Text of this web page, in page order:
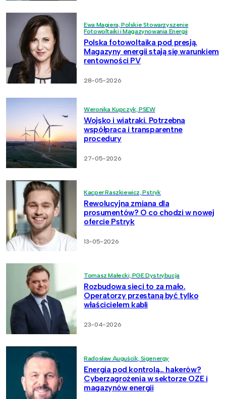
Ewa Magiera, Polskie Stowarzyszenie
Fotowoltaiki i Magazynowania Energii
Polska fotowoltaika pod presją.
Magazyny energii stają się warunkiem
rentowności PV
28-05-2026
Weronika Kupczyk, PSEW
Wojsko i wiatraki. Potrzebna
współpraca i transparentne
procedury
27-05-2026
Kacper Raszkiewicz, Pstryk
Rewolucyjna zmiana dla
prosumentów? O co chodzi w nowej
ofercie Pstryk
13-05-2026
Tomasz Małecki, PGE Dystrybucja
Rozbudowa sieci to za mało.
Operatorzy przestaną być tylko
właścicielem kabli
23-04-2026
Radosław Auguścik, Sigenergy
Energia pod kontrolą… hakerów?
Cyberzagrożenia w sektorze OZE i
magazynów energii